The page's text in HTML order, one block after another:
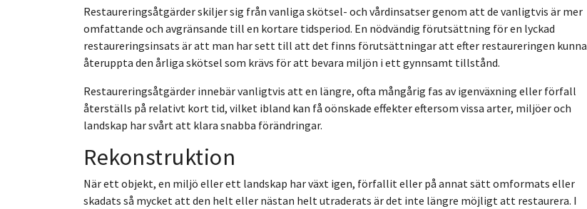
Restaureringsåtgärder skiljer sig från vanliga skötsel- och vårdinsatser genom att de vanligtvis är mer
omfattande och avgränsande till en kortare tidsperiod. En nödvändig förutsättning för en lyckad
restaureringsinsats är att man har sett till att det finns förutsättningar att efter restaureringen kunna
återuppta den årliga skötsel som krävs för att bevara miljön i ett gynnsamt tillstånd.
Restaureringsåtgärder innebär vanligtvis att en längre, ofta mångårig fas av igenväxning eller förfall
återställs på relativt kort tid, vilket ibland kan få oönskade effekter eftersom vissa arter, miljöer och
landskap har svårt att klara snabba förändringar.
Rekonstruktion
När ett objekt, en miljö eller ett landskap har växt igen, förfallit eller på annat sätt omformats eller
skadats så mycket att den helt eller nästan helt utraderats är det inte längre möjligt att restaurera. I